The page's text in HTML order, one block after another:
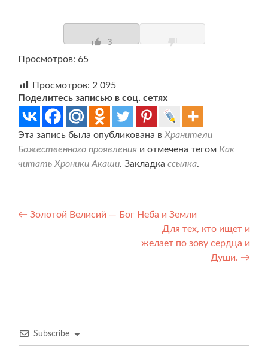
3
Просмотров: 65
Просмотров: 2 095
Поделитесь записью в соц. сетях
Эта запись была опубликована в Хранители
Божественного проявления и отмечена тегом Как
читать Хроники Акаши. Закладка ссылка.
Навигация
← Золотой Велисий — Бог Неба и Земли
Для тех, кто ищет и
желает по зову сердца и
Души. →
Subscribe